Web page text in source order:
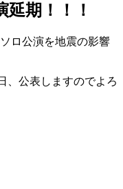
延期！！！
ロ公演を地震の影響
、公表しますのでよろ